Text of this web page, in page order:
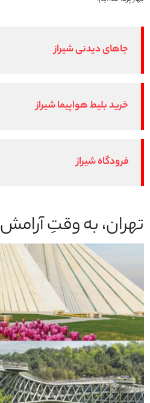
جاهای دیدنی شیراز
خرید بلیط هواپیما شیراز
فرودگاه شیراز
تهران، به وقتِ آرامش